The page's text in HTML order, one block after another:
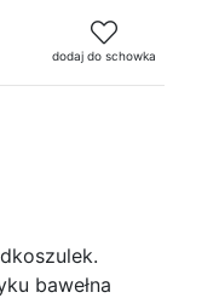
dodaj do schowka
bawełna